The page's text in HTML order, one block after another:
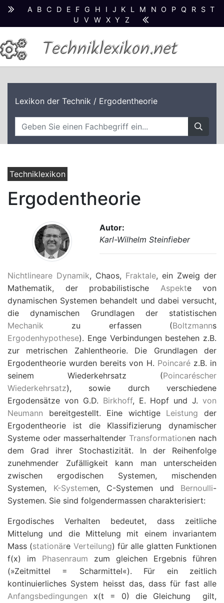
A B C D E F G H I J K L M N O P Q R S T
U
V W X Y Z
Techniklexikon.net
Lexikon der Technik / Ergodentheorie
Techniklexikon
Ergodentheorie
Autor:
Karl-Wilhelm Steinfieber
Nichtlineare Dynamik, Chaos, Fraktale, ein Zweig der
Mathematik, der probabilistische Aspekte von
dynamischen Systemen behandelt und dabei versucht,
die dynamischen Grundlagen der statistischen
Mechanik zu erfassen (Boltzmanns
Ergodenhypothese). Enge Verbindungen bestehen z.B.
zur metrischen Zahlentheorie. Die Grundlagen der
Ergodentheorie wurden bereits von H. Poincaréz.B. in
seinem Wiederkehrsatz (Poincaréscher
Wiederkehrsatz), sowie durch verschiedene
Ergodensätze von G.D. Birkhoff, E. Hopf und J. von
Neumann bereitgestellt. Eine wichtige Leistung der
Ergodentheorie ist die Klassifizierung dynamischer
Systeme oder masserhaltender Transformationen nach
dem Grad ihrer Stochastizität. In der Reihenfolge
zunehmender Zufälligkeit kann man unterscheiden
zwischen ergodischen Systemen, mischenden
Systemen, K-Systemen, C-Systemen und Bernoulli-
Systemen. Sie sind folgendermassen charakterisiert:
Ergodisches Verhalten bedeutet, dass zeitliche
Mittelung und die Mittelung mit einem invariantem
Mass (stationäre Verteilung) für alle glatten Funktionen
f(x) im Phasenraum zum gleichen Ergebnis führen
(»Zeitmittel = Scharmittel«). Für ein zeitlich
kontinuierliches System heisst das, dass für fast alle
Anfangsbedingungen
x(t = 0) die Gleichung
gilt,